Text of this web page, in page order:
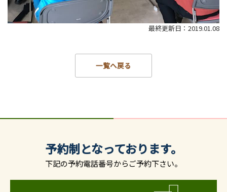
最終更新日：2019.01.08
一覧へ戻る
予約制となっております。
下記の予約電話番号からご予約下さい。